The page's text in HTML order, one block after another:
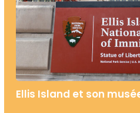
Ellis Island et son